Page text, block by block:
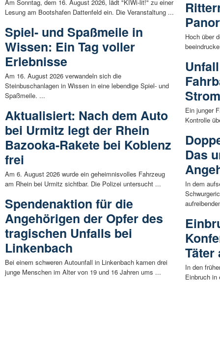
Am Sonntag, dem 16. August 2026, lädt "KIWi-lit!" zu einer
Lesung am Bootshafen Dattenfeld ein. Die Veranstaltung ...
Spiel- und Spaßmeile in
Wissen: Ein Tag voller
Erlebnisse
Am 16. August 2026 verwandeln sich die
Steinbuschanlagen in Wissen in eine lebendige Spiel- und
Spaßmeile. ...
Aktualisiert: Nach dem Auto
bei Urmitz legt der Rhein
Bazooka-Rakete bei Koblenz
frei
Am 6. August 2026 wurde ein geheimnisvolles Fahrzeug
am Rhein bei Urmitz sichtbar. Die Polizei untersucht ...
Spendenaktion für die
Angehörigen der Opfer des
tragischen Unfalls bei
Linkenbach
Bei einem schweren Autounfall in Linkenbach kamen drei
junge Menschen im Alter von 19 und 16 Jahren ums ...
Hoch über
Ein junger
Kontrolle
Das
In dem
Täter
In den
Einbruch in